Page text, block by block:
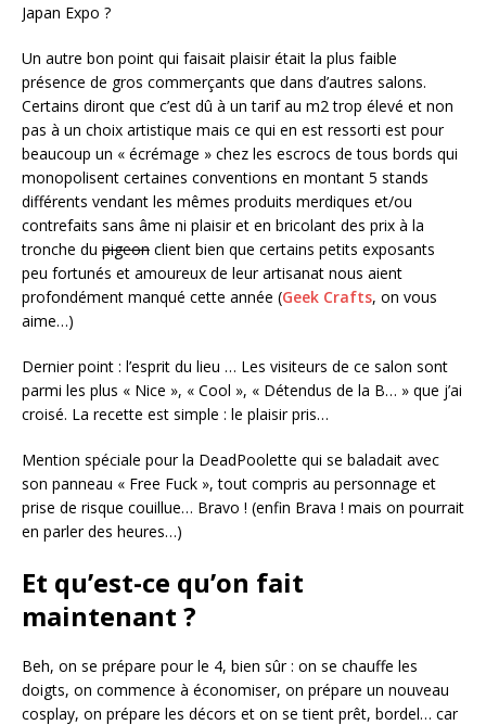
Japan Expo ?
Un autre bon point qui faisait plaisir était la plus faible
présence de gros commerçants que dans d’autres salons.
Certains diront que c’est dû à un tarif au m2 trop élevé et non
pas à un choix artistique mais ce qui en est ressorti est pour
beaucoup un « écrémage » chez les escrocs de tous bords qui
monopolisent certaines conventions en montant 5 stands
différents vendant les mêmes produits merdiques et/ou
contrefaits sans âme ni plaisir et en bricolant des prix à la
tronche du pigeon client bien que certains petits exposants
peu fortunés et amoureux de leur artisanat nous aient
profondément manqué cette année (Geek Crafts, on vous
aime…)
Dernier point : l’esprit du lieu … Les visiteurs de ce salon sont
parmi les plus « Nice », « Cool », « Détendus de la B… » que j’ai
croisé. La recette est simple : le plaisir pris…
Mention spéciale pour la DeadPoolette qui se baladait avec
son panneau « Free Fuck », tout compris au personnage et
prise de risque couillue… Bravo ! (enfin Brava ! mais on pourrait
en parler des heures…)
Et qu’est-ce qu’on fait
maintenant ?
Beh, on se prépare pour le 4, bien sûr : on se chauffe les
doigts, on commence à économiser, on prépare un nouveau
cosplay, on prépare les décors et on se tient prêt, bordel… car